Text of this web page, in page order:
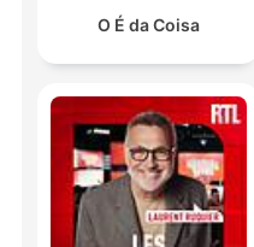
O É da Coisa